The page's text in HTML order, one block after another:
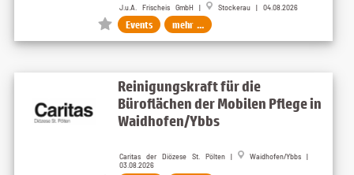
J.u.A. Frischeis GmbH | Stockerau | 04.08.2026
Events mehr ...
Reinigungskraft für die
Büroflächen der Mobilen Pflege in
Waidhofen/Ybbs
Caritas der Diözese St. Pölten |
Waidhofen/Ybbs |
03.08.2026